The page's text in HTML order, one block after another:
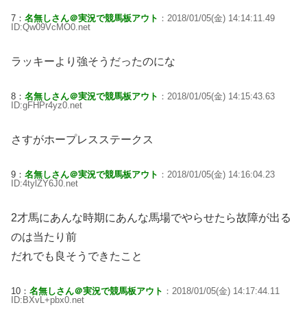
7： 名無しさん＠実況で競馬板アウト ：2018/01/05(金) 14:14:11.49
ID:Qw09VcMO0.net
ラッキーより強そうだったのにな
8： 名無しさん＠実況で競馬板アウト ：2018/01/05(金) 14:15:43.63
ID:gFHPr4yz0.net
さすがホープレスステークス
9： 名無しさん＠実況で競馬板アウト ：2018/01/05(金) 14:16:04.23
ID:4tylZY6J0.net
2才馬にあんな時期にあんな馬場でやらせたら故障が出る
のは当たり前
だれでも良そうできたこと
10： 名無しさん＠実況で競馬板アウト ：2018/01/05(金) 14:17:44.11
ID:BXvL+pbx0.net